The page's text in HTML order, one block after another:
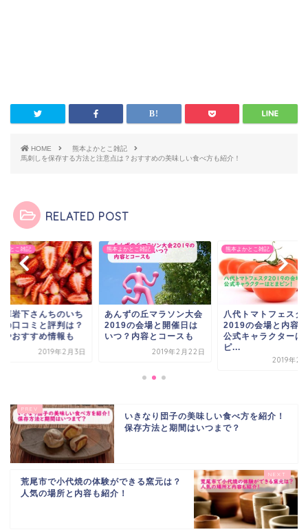
HOME
熊本よかとこ雑記
馬刺しを保存する方法と注意点は？おすすめの美味しい食べ方も紹介！
RELATED POST
かとこ雑記
蘇岩下さんちのいち
の口コミと評判は？
やおすすめ情報も
2019年2月3日
熊本よかとこ雑記
あんずの丘マラソン大会
2019の会場と開催日は
いつ？内容とコースも
2019年2月22日
熊本よかとこ雑記
八代トマトフェスタ
2019の会場と内容
公式キャラクターは
ピ...
2019年2
いきなり団子の美味しい食べ方を紹介！
保存方法と期間はいつまで？
荒尾市で小代焼の体験ができる窯元は？
人気の場所と内容も紹介！